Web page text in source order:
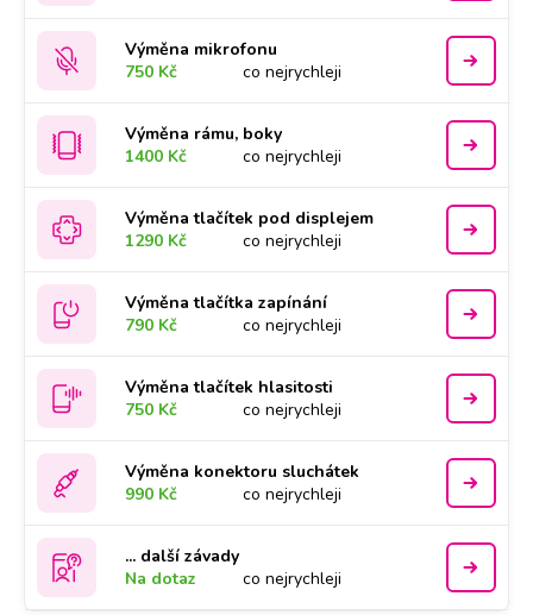
Výměna mikrofonu
750 Kč
co nejrychleji
Výměna rámu, boky
1400 Kč
co nejrychleji
Výměna tlačítek pod displejem
1290 Kč
co nejrychleji
Výměna tlačítka zapínání
790 Kč
co nejrychleji
Výměna tlačítek hlasitosti
750 Kč
co nejrychleji
Výměna konektoru sluchátek
990 Kč
co nejrychleji
... další závady
Na dotaz
co nejrychleji